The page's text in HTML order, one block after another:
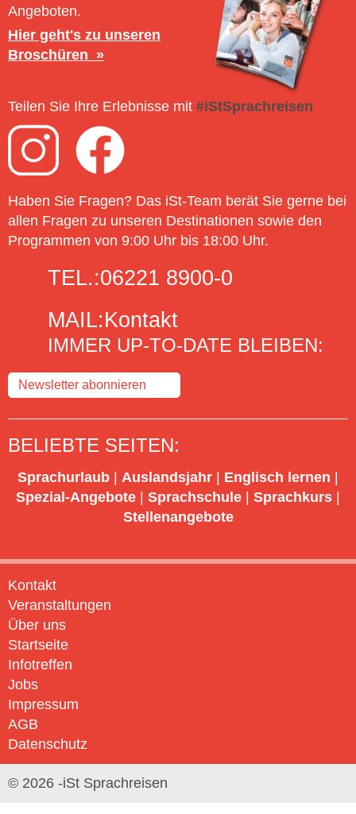
Angeboten.
Hier geht's zu unseren
Broschüren
Teilen Sie Ihre Erlebnisse mit #iStSprachreisen
Haben Sie Fragen? Das iSt-Team berät Sie gerne bei
allen Fragen zu unseren Destinationen sowie den
Programmen von 9:00 Uhr bis 18:00 Uhr.
TEL.:06221 8900-0
MAIL:Kontakt
IMMER UP-TO-DATE BLEIBEN:
Newsletter abonnieren
BELIEBTE SEITEN:
Sprachurlaub | Auslandsjahr | Englisch lernen |
Spezial-Angebote | Sprachschule | Sprachkurs |
Stellenangebote
Kontakt
Veranstaltungen
Über uns
Startseite
Infotreffen
Jobs
Impressum
AGB
Datenschutz
© 2026 -iSt Sprachreisen